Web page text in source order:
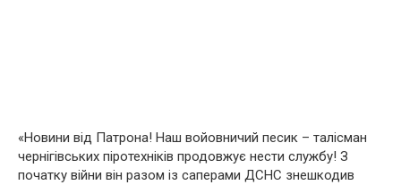
«Новини від Патрона! Наш войовничий песик – талісман
чернігівських піротехніків продовжує нести службу! З
початку війни він разом із саперами ДСНС знешкодив